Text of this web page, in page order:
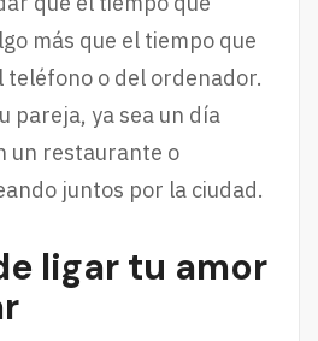
más que el tiempo que
teléfono o del ordenador.
pareja, ya sea un día
un restaurante o
juntos por la ciudad.
ligar tu amor